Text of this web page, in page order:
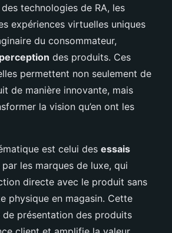
technologies de RA, les
expériences virtuelles uniques
du consommateur,
perception des produits. Ces
permettent non seulement de
de manière innovante, mais
la vision qu’en ont les
est celui des essais
les marques de luxe, qui
directe avec le produit sans
physique en magasin. Cette
de présentation des produits